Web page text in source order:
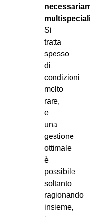
Si
tratta
spesso
di
condizioni
molto
rare,
e
una
gestione
ottimale
è
possibile
soltanto
ragionando
insieme,